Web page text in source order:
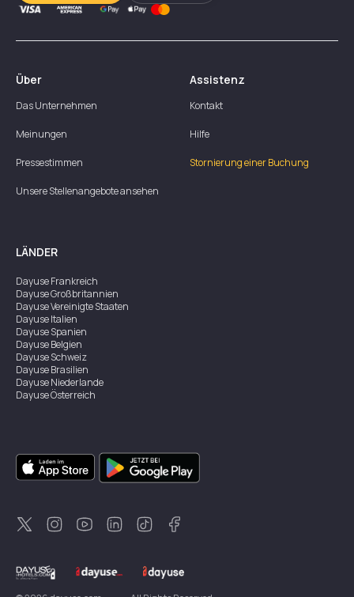
Über
Das Unternehmen
Meinungen
Pressestimmen
Unsere Stellenangebote ansehen
Assistenz
Kontakt
Hilfe
Stornierung einer Buchung
LÄNDER
DayuseFrankreich
DayuseGroßbritannien
DayuseVereinigte Staaten
DayuseItalien
DayuseSpanien
DayuseBelgien
DayuseSchweiz
DayuseBrasilien
DayuseNiederlande
DayuseÖsterreich
DayuseSingapur
DayuseZweden
DayuseThailand
DayuseNeuseeland
DayuseTürkei